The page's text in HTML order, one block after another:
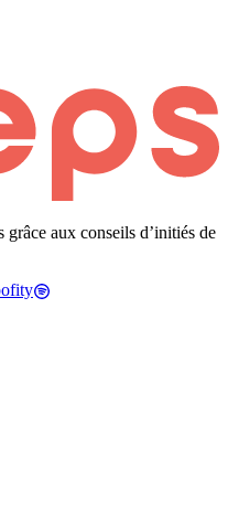
grâce aux conseils d’initiés de